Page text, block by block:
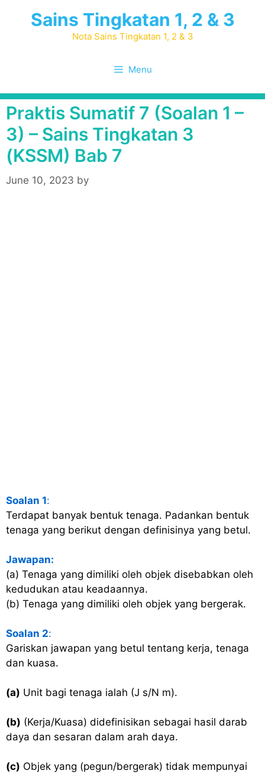
Sains Tingkatan 1, 2 & 3
Nota Sains Tingkatan 1, 2 & 3
Menu
Praktis Sumatif 7 (Soalan 1 –
3) – Sains Tingkatan 3
(KSSM) Bab 7
June 10, 2023 by
Soalan 1:
Terdapat banyak bentuk tenaga. Padankan bentuk
tenaga yang berikut dengan definisinya yang betul.
Jawapan:
(a) Tenaga yang dimiliki oleh objek disebabkan oleh
kedudukan atau keadaannya.
(b) Tenaga yang dimiliki oleh objek yang bergerak.
Soalan 2:
Gariskan jawapan yang betul tentang kerja, tenaga
dan kuasa.
(a) Unit bagi tenaga ialah (J s/N m).
(b) (Kerja/Kuasa) didefinisikan sebagai hasil darab
daya dan sesaran dalam arah daya.
(c) Objek yang (pegun/bergerak) tidak mempunyai